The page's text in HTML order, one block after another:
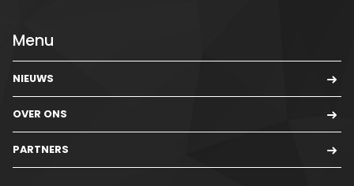
Menu
NIEUWS
OVER ONS
PARTNERS